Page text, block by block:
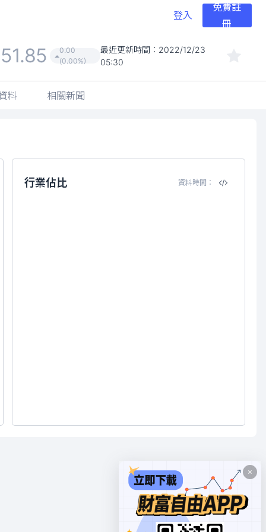
登入
免費註
冊
51.85
0.00
(0.00%)
最近更新時間： 2022/12/23
05:30
料 相關新聞
行業佔比 資料時間：